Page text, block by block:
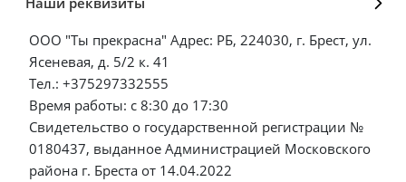
ООО "Ты прекрасна" Адрес: РБ, 224030, г. Брест, ул.
Ясеневая, д. 5/2 к. 41
Тел.: +375297332555
Время работы: с 8:30 до 17:30
Свидетельство о государственной регистрации №
0180437, выданное Администрацией Московского
района г. Бреста от 14.04.2022